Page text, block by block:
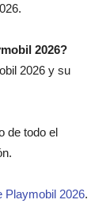
2026?
2026 y su
de todo el
Playmobil 2026.